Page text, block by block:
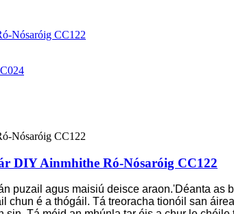
DIY Ainmhithe Ró-Nósaróig CC122
puzail agus maisiú deisce araon.'Déanta as
é a thógáil. Tá treoracha tionóil san